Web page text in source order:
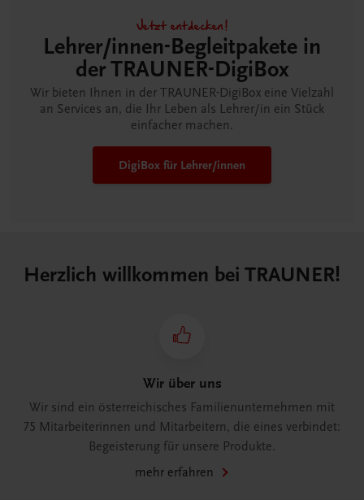
Jetzt entdecken!
Lehrer/innen-Begleitpakete in
der TRAUNER-DigiBox
Wir bieten Ihnen in der TRAUNER-DigiBox eine Vielzahl
an Services an, die Ihr Leben als Lehrer/in ein Stück
einfacher machen.
DigiBox für Lehrer/innen
Herzlich willkommen bei TRAUNER!
Wir über uns
Wir sind ein österreichisches Familienunternehmen mit
75 Mitarbeiterinnen und Mitarbeitern, die eines verbindet:
Begeisterung für unsere Produkte.
mehr erfahren